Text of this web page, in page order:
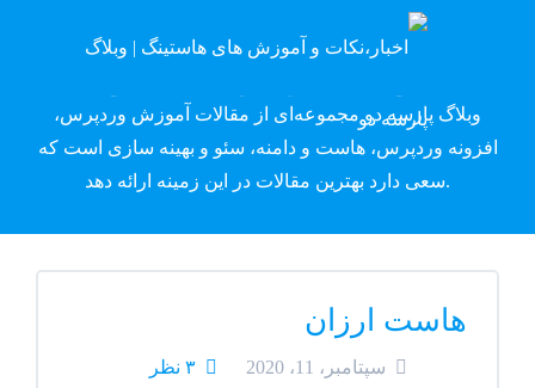
وبلاگ پارسه دِو
وبلاگ پارسه دو مجموعه‌ای از مقالات آموزش وردپرس،
افزونه وردپرس، هاست و دامنه، سئو و بهینه سازی است که
سعی دارد بهترین مقالات در این زمینه ارائه دهد.
هاست ارزان
سپتامبر، 11، 2020 ۳ نظر